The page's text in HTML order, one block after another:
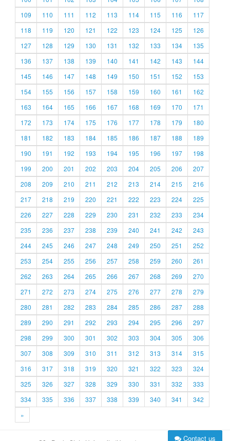
109
110 111 112 113 114 115 116
117
118
119 120 121 122 123 124 125
126
127
128 129 130 131 132 133 134
135
136
137 138 139 140 141 142 143
144
145
146 147 148 149 150 151 152
153
154
155 156 157 158 159 160 161
162
163
164 165 166 167 168 169 170
171
172
173 174 175 176 177 178 179
180
181
182 183 184 185 186 187 188
189
190
191 192 193 194 195 196 197
198
199
200 201 202 203 204 205 206
207
208
209 210 211 212 213 214 215
216
217
218 219 220 221 222 223 224
225
226
227 228 229 230 231 232 233
234
235
236 237 238 239 240 241 242
243
244
245 246 247 248 249 250 251
252
253
254 255 256 257 258 259 260
261
262
263 264 265 266 267 268 269
270
271
272 273 274 275 276 277 278
279
280
281 282 283 284 285 286 287
288
289
290 291 292 293 294 295 296
297
298
299 300 301 302 303 304 305
306
307
308 309 310 311 312 313 314
315
316
317 318 319 320 321 322 323
324
325
326 327 328 329 330 331 332
333
334
335 336 337 338 339 340 341
342
»
Contact us